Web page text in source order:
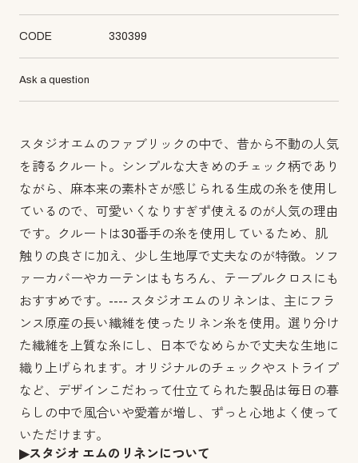
CODE 330399
Ask a question
スタジオエムのファブリックの中で、昔から不動の人気
を誇るクルート。シンプルな大きめのチェック柄であり
ながら、麻本来の素朴さが感じられる生成の糸を使用し
ているので、可愛いくなりすぎず使えるのが人気の理由
です。クルートは30番手の糸を使用しているため、肌
触りの良さに加え、少し生地厚で丈夫なのが特徴。ソフ
ァーカバーやカーテンはもちろん、テーブルクロスにも
おすすめです。---- スタジオエムのリネンは、主にフラ
ンス原産の長い繊維を使ったリネン糸を使用。選り分け
た繊維を上質な糸にし、日本でなめらかで丈夫な生地に
織り上げられます。オリジナルのチェックやストライプ
など、デザインこだわって仕立てられた製品は毎日の暮
らしの中で風合いや愛着が増し、ずっと心地よく使って
いただけます。
▶︎スタジオ エムのリネンについて